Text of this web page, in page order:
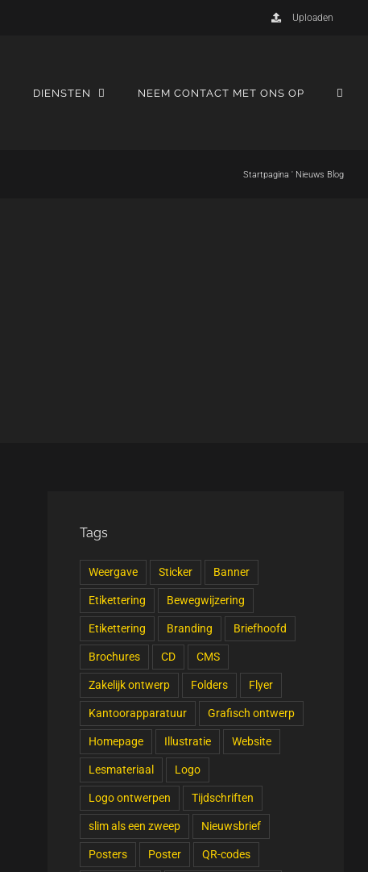
Uploaden
DIENSTEN NEEM CONTACT MET ONS OP
Startpagina ' Nieuws Blog
Tags
Weergave Sticker Banner
Etikettering Bewegwijzering
Etikettering Branding Briefhoofd
Brochures CD CMS
Zakelijk ontwerp Folders Flyer
Kantoorapparatuur Grafisch ontwerp
Homepage Illustratie Website
Lesmateriaal Logo
Logo ontwerpen Tijdschriften
slim als een zweep Nieuwsbrief
Posters Poster QR-codes